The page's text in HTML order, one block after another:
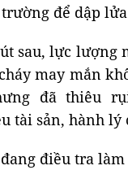
để dập
sau, lực lượng
may mắn
đã thiêu
tài sản, hành lý
điều tra